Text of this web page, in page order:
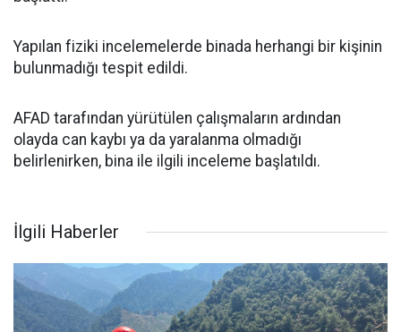
Yapılan fiziki incelemelerde binada herhangi bir kişinin
bulunmadığı tespit edildi.
AFAD tarafından yürütülen çalışmaların ardından
olayda can kaybı ya da yaralanma olmadığı
belirlenirken, bina ile ilgili inceleme başlatıldı.
İlgili Haberler